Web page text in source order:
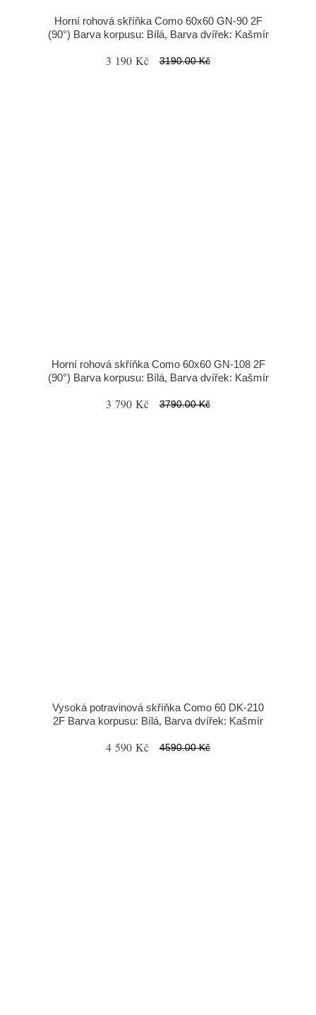
Horní rohová skříňka Como 60x60 GN-90 2F
(90°) Barva korpusu: Bílá, Barva dvířek: Kašmír
3 190 Kč 3190.00 Kč
Horní rohová skříňka Como 60x60 GN-108 2F
(90°) Barva korpusu: Bílá, Barva dvířek: Kašmír
3 790 Kč 3790.00 Kč
Vysoká potravinová skříňka Como 60 DK-210
2F Barva korpusu: Bílá, Barva dvířek: Kašmír
4 590 Kč 4590.00 Kč